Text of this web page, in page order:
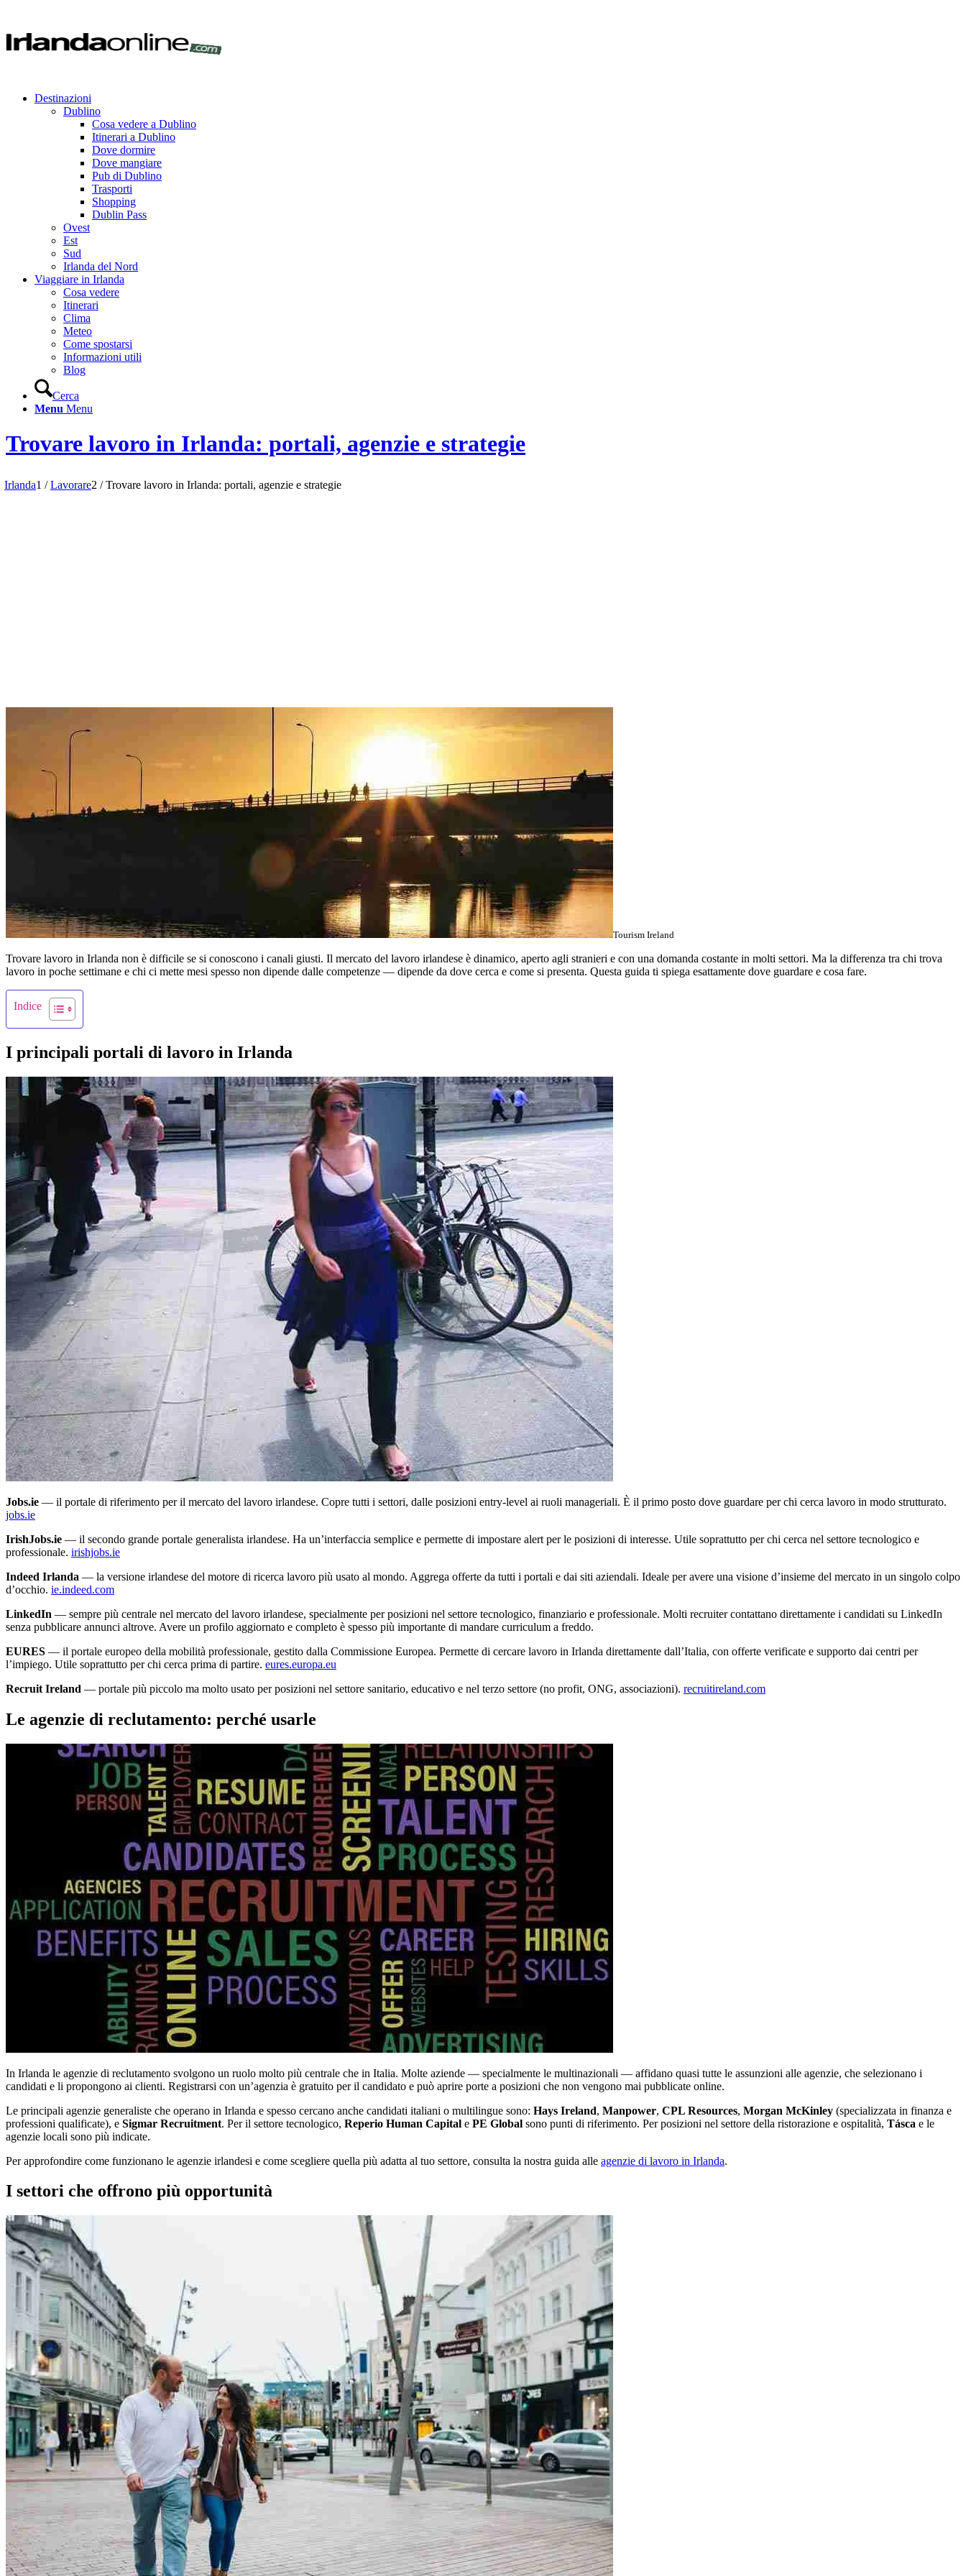
Destinazioni
Dublino
Cosa vedere a Dublino
Itinerari a Dublino
Dove dormire
Dove mangiare
Pub di Dublino
Trasporti
Shopping
Dublin Pass
Ovest
Est
Sud
Irlanda del Nord
Viaggiare in Irlanda
Cosa vedere
Itinerari
Clima
Meteo
Come spostarsi
Informazioni utili
Blog
Cerca
Menu Menu
Trovare lavoro in Irlanda: portali, agenzie e strategie
Irlanda1 / Lavorare2 / Trovare lavoro in Irlanda: portali, agenzie e strategie
Tourism Ireland
Trovare lavoro in Irlanda non è difficile se si conoscono i canali giusti. Il mercato del lavoro irlandese è dinamico, aperto agli stranieri e con una domanda costante in molti settori. Ma la differenza tra chi trova
lavoro in poche settimane e chi ci mette mesi spesso non dipende dalle competenze — dipende da dove cerca e come si presenta. Questa guida ti spiega esattamente dove guardare e cosa fare.
Indice
I principali portali di lavoro in Irlanda
Jobs.ie — il portale di riferimento per il mercato del lavoro irlandese. Copre tutti i settori, dalle posizioni entry-level ai ruoli manageriali. È il primo posto dove guardare per chi cerca lavoro in modo strutturato.
jobs.ie
IrishJobs.ie — il secondo grande portale generalista irlandese. Ha un’interfaccia semplice e permette di impostare alert per le posizioni di interesse. Utile soprattutto per chi cerca nel settore tecnologico e
professionale. irishjobs.ie
Indeed Irlanda — la versione irlandese del motore di ricerca lavoro più usato al mondo. Aggrega offerte da tutti i portali e dai siti aziendali. Ideale per avere una visione d’insieme del mercato in un singolo colpo
d’occhio. ie.indeed.com
LinkedIn — sempre più centrale nel mercato del lavoro irlandese, specialmente per posizioni nel settore tecnologico, finanziario e professionale. Molti recruiter contattano direttamente i candidati su LinkedIn
senza pubblicare annunci altrove. Avere un profilo aggiornato e completo è spesso più importante di mandare curriculum a freddo.
EURES — il portale europeo della mobilità professionale, gestito dalla Commissione Europea. Permette di cercare lavoro in Irlanda direttamente dall’Italia, con offerte verificate e supporto dai centri per
l’impiego. Utile soprattutto per chi cerca prima di partire. eures.europa.eu
Recruit Ireland — portale più piccolo ma molto usato per posizioni nel settore sanitario, educativo e nel terzo settore (no profit, ONG, associazioni). recruitireland.com
Le agenzie di reclutamento: perché usarle
In Irlanda le agenzie di reclutamento svolgono un ruolo molto più centrale che in Italia. Molte aziende — specialmente le multinazionali — affidano quasi tutte le assunzioni alle agenzie, che selezionano i
candidati e li propongono ai clienti. Registrarsi con un’agenzia è gratuito per il candidato e può aprire porte a posizioni che non vengono mai pubblicate online.
Le principali agenzie generaliste che operano in Irlanda e spesso cercano anche candidati italiani o multilingue sono: Hays Ireland, Manpower, CPL Resources, Morgan McKinley (specializzata in finanza e
professioni qualificate), e Sigmar Recruitment. Per il settore tecnologico, Reperio Human Capital e PE Global sono punti di riferimento. Per posizioni nel settore della ristorazione e ospitalità, Tásca e le
agenzie locali sono più indicate.
Per approfondire come funzionano le agenzie irlandesi e come scegliere quella più adatta al tuo settore, consulta la nostra guida alle agenzie di lavoro in Irlanda.
I settori che offrono più opportunità